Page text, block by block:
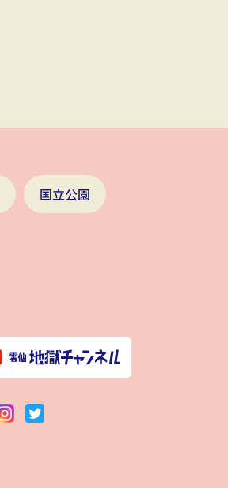
国立公園